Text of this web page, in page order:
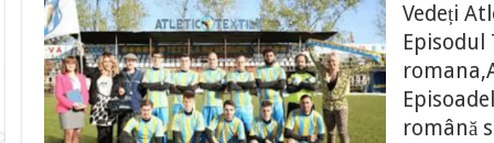
Vedeți
română